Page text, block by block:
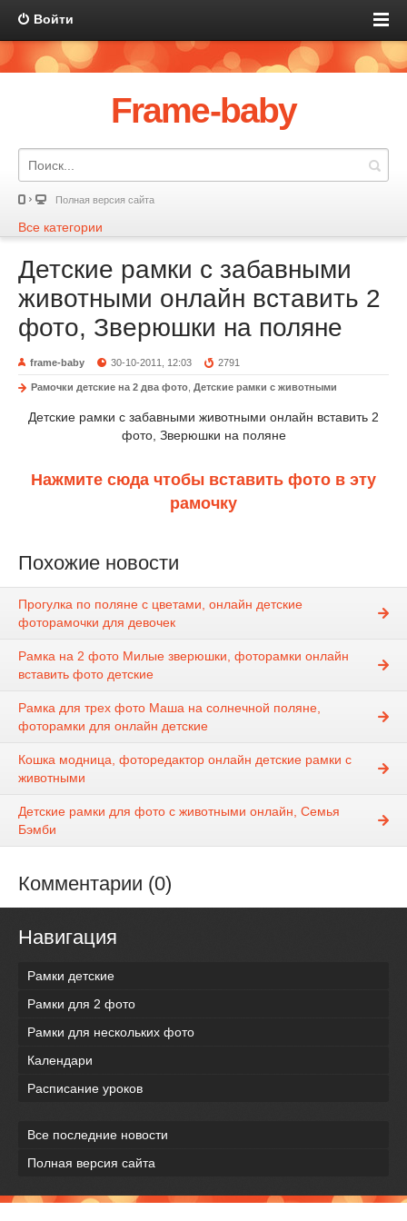
Войти
Frame-baby
Полная версия сайта
Все категории
Детские рамки с забавными
животными онлайн вставить 2
фото, Зверюшки на поляне
frame-baby 30-10-2011, 12:03 2791
Рамочки детские на 2 два фото Детские рамки с животными
Детские рамки с забавными животными онлайн вставить 2
фото, Зверюшки на поляне
Нажмите сюда чтобы вставить фото в эту
рамочку
Похожие новости
Прогулка по поляне с цветами, онлайн детские
фоторамочки для девочек
Рамка на 2 фото Милые зверюшки, фоторамки онлайн
вставить фото детские
Рамка для трех фото Маша на солнечной поляне,
фоторамки для онлайн детские
Кошка модница, фоторедактор онлайн детские рамки с
животными
Детские рамки для фото с животными онлайн, Семья
Бэмби
Комментарии (0)
Навигация
Рамки детские
Рамки для 2 фото
Рамки для нескольких фото
Календари
Расписание уроков
Все последние новости
Полная версия сайта